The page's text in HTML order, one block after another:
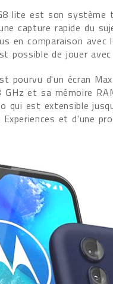
lite est son système
capture rapide du
en comparaison
possible de jouer
pourvu d'un écran
et sa mémoire
qui est extensible
et d'une